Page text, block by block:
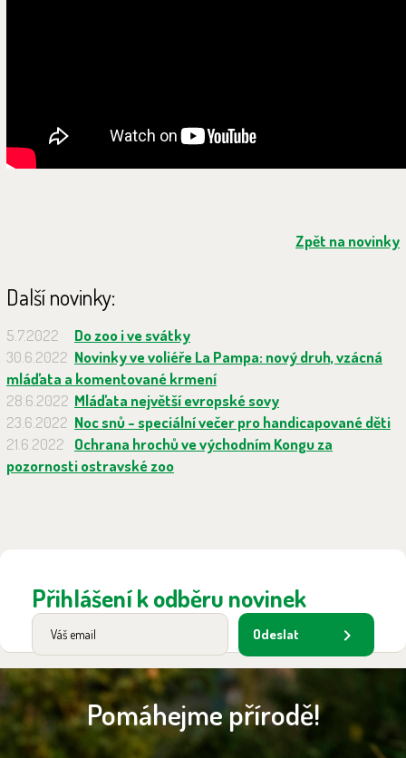
Zpět na novinky
Další novinky:
5.7.2022
Do zoo i ve svátky
30.6.2022 Novinky ve voliéře La Pampa: nový druh, vzácná
mláďata a komentované krmení
28.6.2022 Mláďata největší evropské sovy
23.6.2022 Noc snů - speciální večer pro handicapované děti
21.6.2022
Ochrana hrochů ve východním Kongu za
pozornosti ostravské zoo
Přihlášení k odběru novinek
Odeslat
Pomáhejme přírodě!